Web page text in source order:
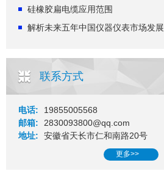
硅橡胶扁电缆应用范围
解析未来五年中国仪器仪表市场发展
联系方式
电话:
19855005568
邮箱:
2830093800@qq.com
地址:
安徽省天长市仁和南路20号
更多>>